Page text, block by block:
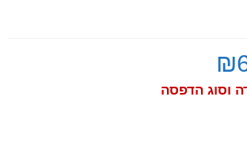
₪
וסוג הדפסה